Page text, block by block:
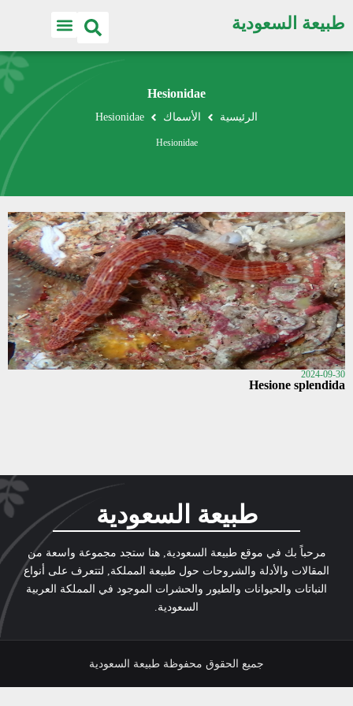
طبيعة السعودية
Hesionidae
الرئيسية الأسماك Hesionidae
Hesionidae
2024-09-30
Hesione splendida
طبيعة السعودية
مرحباً بك في موقع طبيعة السعودية, هنا ستجد مجموعة واسعة من
المقالات والأدلة والشروحات حول طبيعة المملكة, لتتعرف على أنواع
النباتات والحيوانات والطيور والحشرات الموجود في المملكة العربية
السعودية.
جميع الحقوق محفوظة طبيعة السعودية